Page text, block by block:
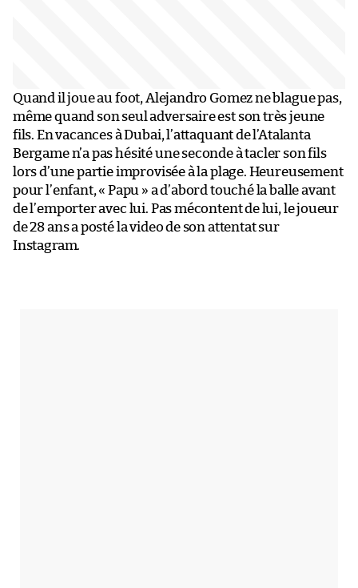
Quand il joue au foot, Alejandro Gomez ne blague pas,
même quand son seul adversaire est son très jeune
fils. En vacances à Dubai, l’attaquant de l’Atalanta
Bergame n’a pas hésité une seconde à tacler son fils
lors d’une partie improvisée à la plage. Heureusement
pour l’enfant, « Papu » a d’abord touché la balle avant
de l’emporter avec lui. Pas mécontent de lui, le joueur
de 28 ans a posté la video de son attentat sur
Instagram.